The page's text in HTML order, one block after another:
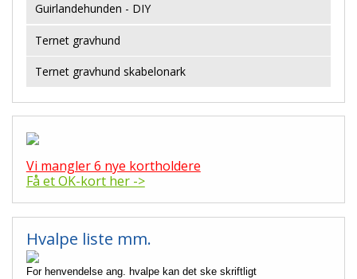
Guirlandehunden - DIY
Ternet gravhund
Ternet gravhund skabelonark
Vi mangler 6 nye kortholdere
Få et OK-kort her ->
Hvalpe liste mm.
For henvendelse ang. hvalpe kan det ske skriftligt